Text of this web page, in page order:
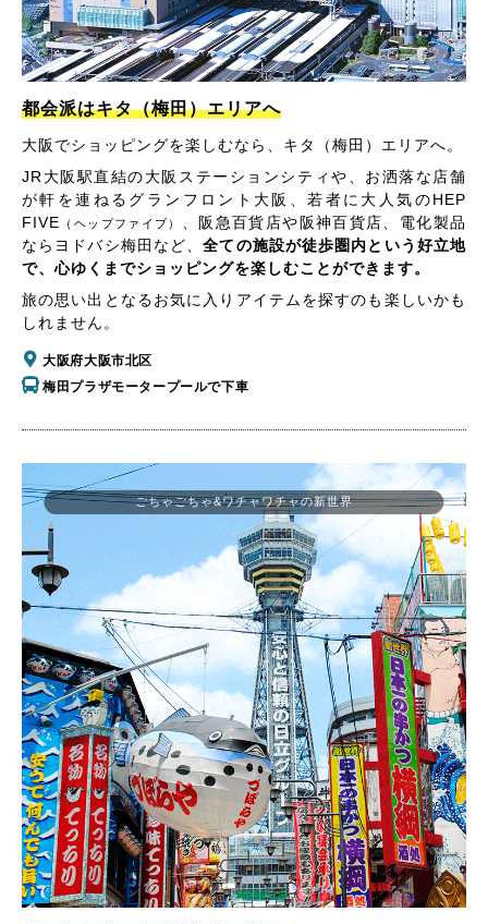
都会派はキタ（梅田）エリアへ
大阪でショッピングを楽しむなら、キタ（梅田）エリアへ。
JR大阪駅直結の大阪ステーションシティや、お洒落な店舗
が軒を連ねるグランフロント大阪、若者に大人気のHEP
FIVE （ヘップファイブ）
、阪急百貨店や阪神百貨店、電化製品
ならヨドバシ梅田など、全ての施設が徒歩圏内という好立地
で、心ゆくまでショッピングを楽しむことができます。
旅の思い出となるお気に入りアイテムを探すのも楽しいかも
しれません。
大阪府大阪市北区
梅田プラザモータープールで下車
ごちゃごちゃ&ワチャワチャの新世界